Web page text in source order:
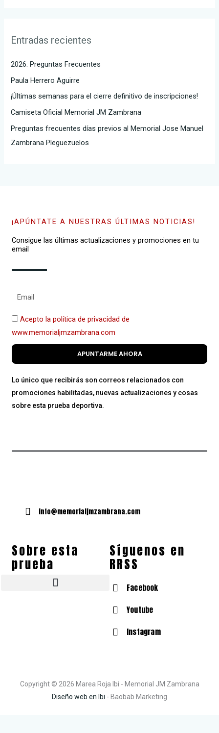
a
o
r
:
Entradas recientes
2026: Preguntas Frecuentes
Paula Herrero Aguirre
¡Últimas semanas para el cierre definitivo de inscripciones!
Camiseta Oficial Memorial JM Zambrana
Preguntas frecuentes días previos al Memorial Jose Manuel
Zambrana Pleguezuelos
¡APÚNTATE A NUESTRAS ÚLTIMAS NOTICIAS!
Consigue las últimas actualizaciones y promociones en tu
email
Acepto la política de privacidad de
www.memorialjmzambrana.com
APUNTARME AHORA
Lo único que recibirás son correos relacionados con
promociones habilitadas, nuevas actualizaciones y cosas
sobre esta prueba deportiva.
info@memorialjmzambrana.com
Sobre esta
prueba
Síguenos en
RRSS
Facebook
Youtube
Instagram
Copyright © 2026 Marea Roja Ibi - Memorial JM Zambrana
Diseño web en Ibi - Baobab Marketing